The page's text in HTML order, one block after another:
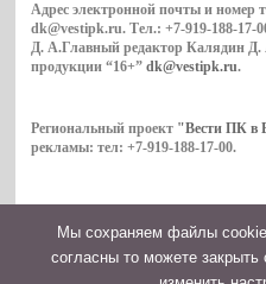
Адрес электронной почты и номер
dk@vestipk.ru. Тел.: +7-919-188-17-
Д. А.Главный редактор Калядин
продукции “16+”dk@vestipk.ru.
Региональный проект "Вести ПК в
рекламы: тел: +7-919-188-17-00.
Copyright © 2026. ВестиПК в Воронеже
Контакты
Мы cохраняем файлы
согласны то можете закрыть